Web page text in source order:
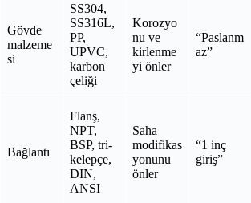
Gövde
malzeme
si
SS304,
SS316L,
PP,
UPVC,
karbon
çeliği
Korozyo
nu ve
kirlenme
yi önler
“Paslanm
az”
Bağlantı
Flanş,
NPT,
BSP, tri-
kelepçe,
DIN,
ANSI
Saha
modifikas
yonunu
önler
“1 inç
giriş”